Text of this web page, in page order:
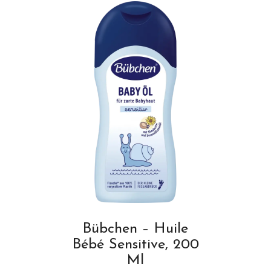
Bübchen – Huile
Bébé Sensitive, 200
Ml